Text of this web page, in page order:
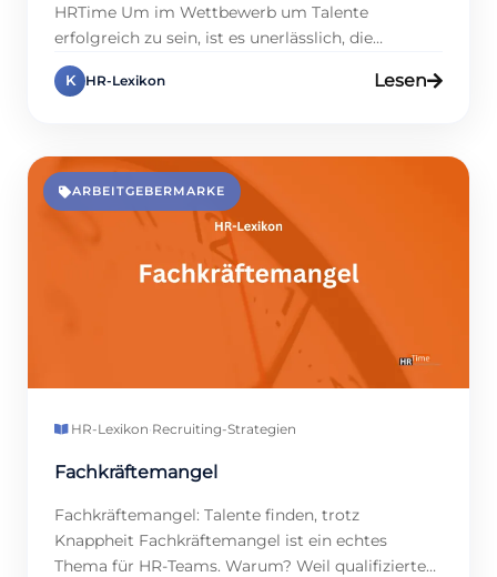
HRTime Um im Wettbewerb um Talente
erfolgreich zu sein, ist es unerlässlich, die
Kandidatenbindung zu stärken. Sie umfasst
Strategien, die potenzielle Bewerber vom ersten
Unternehmen. In Zeiten des Fachkräftemangels
ist es für Arbeitgeber von entscheidender
Bedeutung, Top-Kräfte an das […]
K HR-Lexikon Lesen
ARBEITGEBERMARKE
HR-Lexikon·Recruiting-Strategien
Fachkräftemangel
Fachkräftemangel: Talente finden, trotz
Knappheit Fachkräftemangel ist ein echtes
Thema für HR-Teams. Warum? Weil qualifizierte